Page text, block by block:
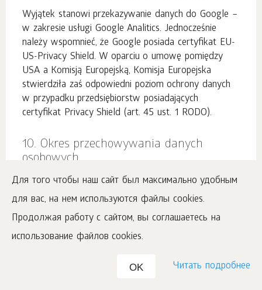
Для того чтобы наш сайт был максимально удобным
для вас, на нем используются файлы cookies.
Продолжая работу с сайтом, вы соглашаетесь на
использование файлов cookies.
OK Читать подробнее
Wyjątek stanowi przekazywanie danych do Google –
w zakresie usługi Google Analitics. Jednocześnie
należy wspomnieć, że Google posiada certyfikat EU-
US-Privacy Shield. W oparciu o umowę pomiędzy
USA a Komisją Europejską, Komisja Europejska
stwierdziła zaś odpowiedni poziom ochrony danych
w przypadku przedsiębiorstw posiadających
certyfikat Privacy Shield (art. 45 ust. 1 RODO).
10. Okres przechowywania danych
osobowych
gromadzenie Twoich danych osobowych na zapas.
Dlatego też Administrator dążymy do tego, aby były
one przetwarzane nie dłużej niż jest to niezbędne do
Oto przykładowa lista okresów przechowywania
danych osobowych pozyskanych w związku z